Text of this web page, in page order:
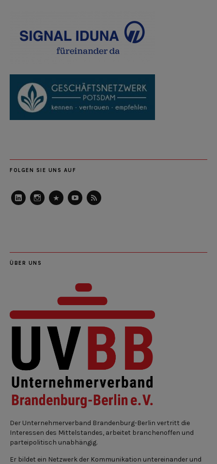
FOLGEN SIE UNS AUF
ÜBER UNS
Der Unternehmerverband Brandenburg-Berlin vertritt die
Interessen des Mittelstandes, arbeitet branchenoffen und
parteipolitisch unabhängig.
Er bildet ein Netzwerk der Kommunikation untereinander und